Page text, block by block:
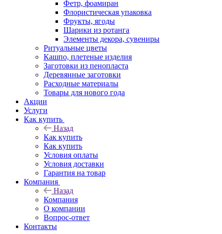
Фетр, фоамиран
Флористическая упаковка
Фрукты, ягоды
Шарики из ротанга
Элементы декора, сувениры
Ритуальные цветы
Кашпо, плетеные изделия
Заготовки из пенопласта
Деревянные заготовки
Расходные материалы
Товары для нового года
Акции
Услуги
Как купить
Назад
Как купить
Как купить
Условия оплаты
Условия доставки
Гарантия на товар
Компания
Назад
Компания
О компании
Вопрос-ответ
Контакты